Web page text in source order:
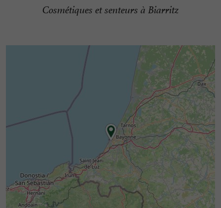
Cosmétiques et senteurs à Biarritz